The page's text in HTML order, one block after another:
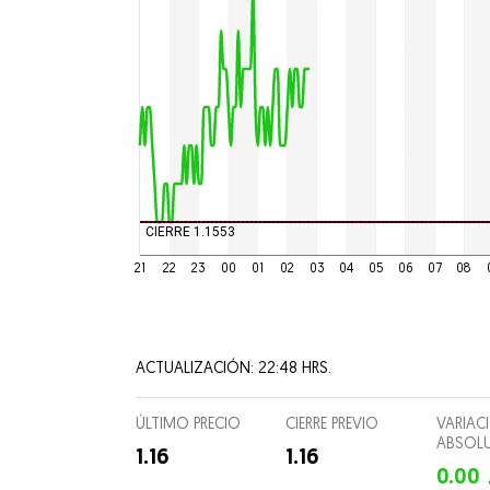
CIERRE 1.1553
21 22 23 00 01 02 03 04 05 06 07 08
ACTUALIZACIÓN: 22:48 HRS.
ÚLTIMO PRECIO
1.16
CIERRE PREVIO
1.16
0.00